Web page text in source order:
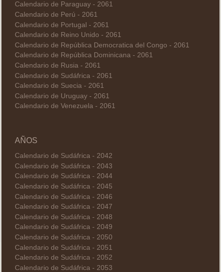
Calendario de Paraguay - 2061
Calendario de Perú - 2061
Calendario de Portugal - 2061
Calendario de Reino Unido - 2061
Calendario de República Democratica del Congo - 2061
Calendario de República Dominicana - 2061
Calendario de Rusia - 2061
Calendario de Sudáfrica - 2061
Calendario de Suecia - 2061
Calendario de Uruguay - 2061
Calendario de Venezuela - 2061
AÑOS
Calendario de Sudáfrica - 2042
Calendario de Sudáfrica - 2043
Calendario de Sudáfrica - 2044
Calendario de Sudáfrica - 2045
Calendario de Sudáfrica - 2046
Calendario de Sudáfrica - 2047
Calendario de Sudáfrica - 2048
Calendario de Sudáfrica - 2049
Calendario de Sudáfrica - 2050
Calendario de Sudáfrica - 2051
Calendario de Sudáfrica - 2052
Calendario de Sudáfrica - 2053